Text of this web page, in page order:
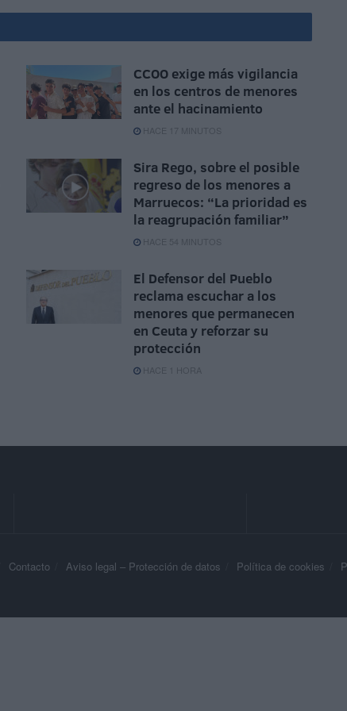
CCOO exige más vigilancia
en los centros de menores
ante el hacinamiento
HACE 17 MINUTOS
Sira Rego, sobre el posible
regreso de los menores a
Marruecos: “La prioridad es
la reagrupación familiar”
HACE 54 MINUTOS
El Defensor del Pueblo
reclama escuchar a los
menores que permanecen
en Ceuta y reforzar su
protección
HACE 1 HORA
Contacto Aviso legal – Protección de datos Política de cookies